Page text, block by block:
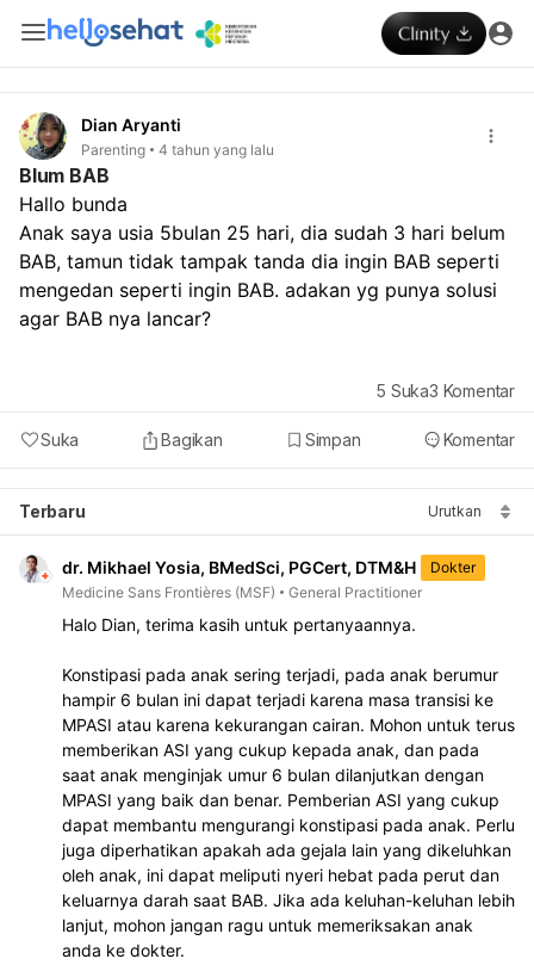
Dian Aryanti
Parenting 4 tahun yang lalu
Blum BAB
Hallo bunda
Anak saya usia 5bulan 25 hari, dia sudah 3 hari belum
BAB, tamun tidak tampak tanda dia ingin BAB seperti
mengedan seperti ingin BAB. adakan yg punya solusi
agar BAB nya lancar?
Suka Bagikan Simpan Komentar
5 Suka3 Komentar
Terbaru Urutkan
dr. Mikhael Yosia, BMedSci, PGCert, DTM&H
Dokter
Medicine Sans Frontières (MSF)
General Practitioner
Halo Dian, terima kasih untuk pertanyaannya.
Konstipasi pada anak sering terjadi, pada anak berumur
hampir 6 bulan ini dapat terjadi karena masa transisi ke
MPASI atau karena kekurangan cairan. Mohon untuk terus
memberikan ASI yang cukup kepada anak, dan pada
saat anak menginjak umur 6 bulan dilanjutkan dengan
MPASI yang baik dan benar. Pemberian ASI yang cukup
dapat membantu mengurangi konstipasi pada anak. Perlu
juga diperhatikan apakah ada gejala lain yang dikeluhkan
oleh anak, ini dapat meliputi nyeri hebat pada perut dan
keluarnya darah saat BAB. Jika ada keluhan-keluhan lebih
lanjut, mohon jangan ragu untuk memeriksakan anak
anda ke dokter.